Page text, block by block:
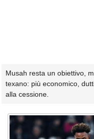
Musah resta un obiettivo,
texano: più economico,
alla cessione.